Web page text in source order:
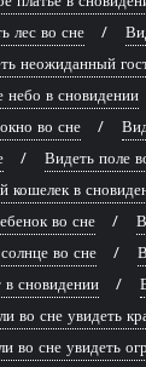
лес во сне
неожиданный
небо в сновидении
во сне
Видеть поле
кошелек в
во сне
во сне
в сновидении
во сне увидеть
во сне увидеть